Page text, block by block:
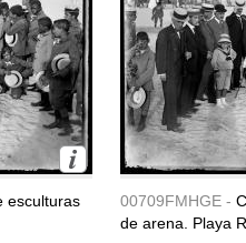
esculturas
00709FMHGE -
de arena. Playa